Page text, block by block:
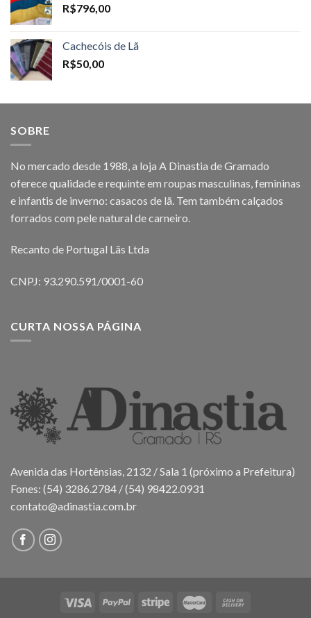
R$796,00
Cachecóis de Lã
R$50,00
SOBRE
No mercado desde 1988, a loja A Dinastia de Gramado
oferece qualidade e requinte em roupas masculinas, femininas
e infantis de inverno: casacos de lã. Tem também calçados
forrados com pele natural de carneiro.
Recanto de Portugal Lãs Ltda
CNPJ: 93.290.591/0001-60
CURTA NOSSA PÁGINA
Avenida das Hortênsias, 2132 / Sala 1 (próximo a Prefeitura)
Fones: (54) 3286.2784 / (54) 98422.0931
contato@adinastia.com.br